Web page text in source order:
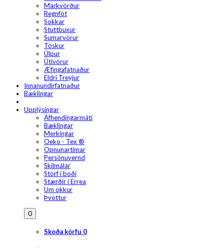
Markvörður
Regnföt
Sokkar
Stuttbuxur
Sumarvörur
Töskur
Úlpur
Útivörur
Æfingafatnaður
Eldri Treyjur
Innanundirfatnaður
Bæklingar
Upplýsingar
Afhendingarmáti
Bæklingar
Merkingar
Oeko - Tex ®
Opnunartímar
Persónuvernd
Skilmálar
Störf í boði
Stærðir í Errea
Um okkur
Þvottur
0
Skoða körfu 0